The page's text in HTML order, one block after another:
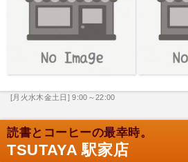
[月火水木金土日] 9:00～22:00
読書とコーヒーの最幸時。
TSUTAYA 駅家店